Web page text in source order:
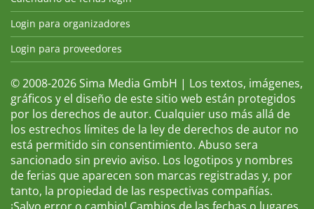
Login para organizadores
Login para proveedores
© 2008-2026 Sima Media GmbH | Los textos, imágenes,
gráficos y el diseño de este sitio web están protegidos
por los derechos de autor. Cualquier uso más allá de
los estrechos límites de la ley de derechos de autor no
está permitido sin consentimiento. Abuso sera
sancionado sin previo aviso. Los logotipos y nombres
de ferias que aparecen son marcas registradas y, por
tanto, la propiedad de las respectivas compañías.